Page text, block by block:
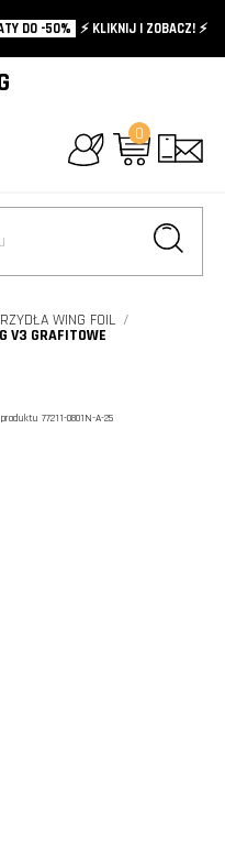
DO -50% ⚡️ KLIKNIJ I ZOBACZ! ⚡️
0
+
WING FOIL
V3 GRAFITOWE